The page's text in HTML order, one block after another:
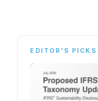
EDITOR'S PICKS